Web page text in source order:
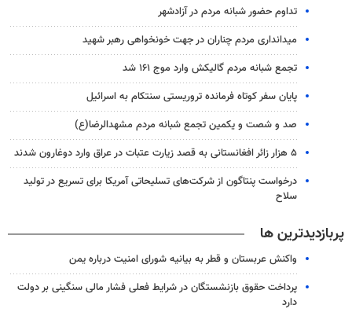
تداوم حضور شبانه مردم در آزادشهر
میدانداری مردم چناران در جهت خونخواهی رهبر شهید
تجمع شبانه مردم گالیکش وارد موج ۱۶۱ شد
پایان سفر کوتاه فرمانده تروریستی سنتکام به اسرائیل
صد و شصت و یکمین تجمع شبانه مردم مشهدالرضا(ع)
۵ هزار زائر افغانستانی به قصد زیارت عتبات در عراق وارد دوغارون شدند
درخواست پنتاگون از شرکت‌های تسلیحاتی آمریکا برای تسریع در تولید
سلاح
پربازدیدترین ها
واکنش عربستان و قطر به بیانیه شورای امنیت درباره یمن
پرداخت حقوق بازنشستگان در شرایط فعلی فشار مالی سنگینی بر دولت
دارد